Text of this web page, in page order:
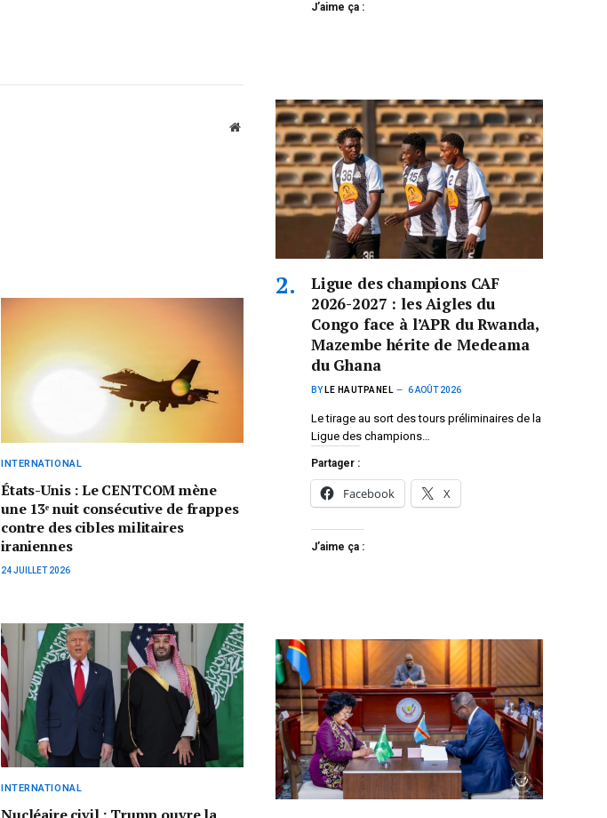
Website
INTERNATIONAL
États-Unis : Le CENTCOM mène
une 13ᵉ nuit consécutive de frappes
contre des cibles militaires
iraniennes
24 JUILLET 2026
INTERNATIONAL
J’aime ça :
Ligue des champions CAF
2026-2027 : les Aigles du
Congo face à l’APR du Rwanda,
Mazembe hérite de Medeama
du Ghana
BY LE HAUTPANEL 6 AOÛT 2026
Le tirage au sort des tours préliminaires de la
Ligue des champions…
Partager :
Facebook X
J’aime ça :